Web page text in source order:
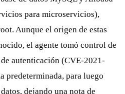
para microservicios),
Aunque el origen de estas
el agente tomó control de
autenticación (CVE-2021-
predeterminada, para luego
dejando una nota de